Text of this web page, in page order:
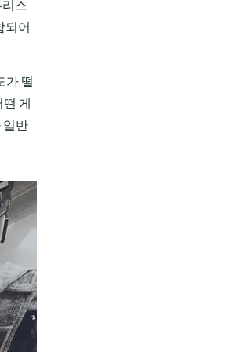
스
되어
가 떨
게
일반